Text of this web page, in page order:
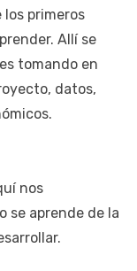
primeros
Allí se
tomando en
datos,
nos
se aprende de la